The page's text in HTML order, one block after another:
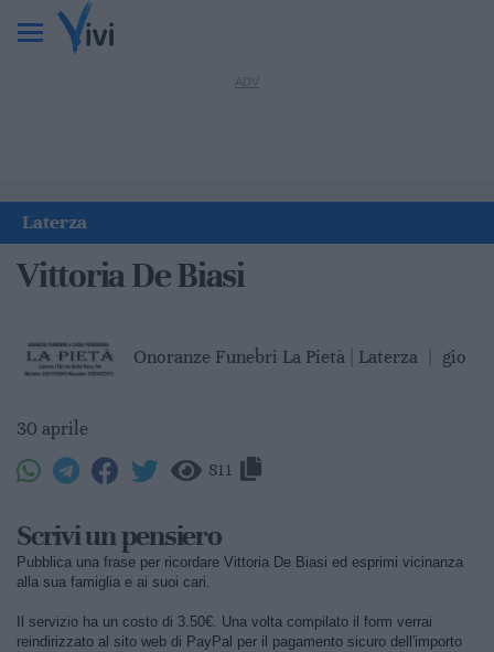
Laterza
Vittoria De Biasi
Onoranze Funebri La Pietà | Laterza gio
30 aprile
811
Scrivi un pensiero
Pubblica una frase per ricordare Vittoria De Biasi ed esprimi vicinanza
alla sua famiglia e ai suoi cari.
Il servizio ha un costo di 3.50€. Una volta compilato il form verrai
reindirizzato al sito web di PayPal per il pagamento sicuro dell'importo